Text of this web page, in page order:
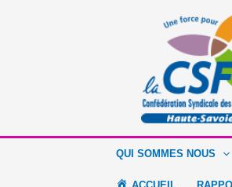
QUI SOMMES NOUS